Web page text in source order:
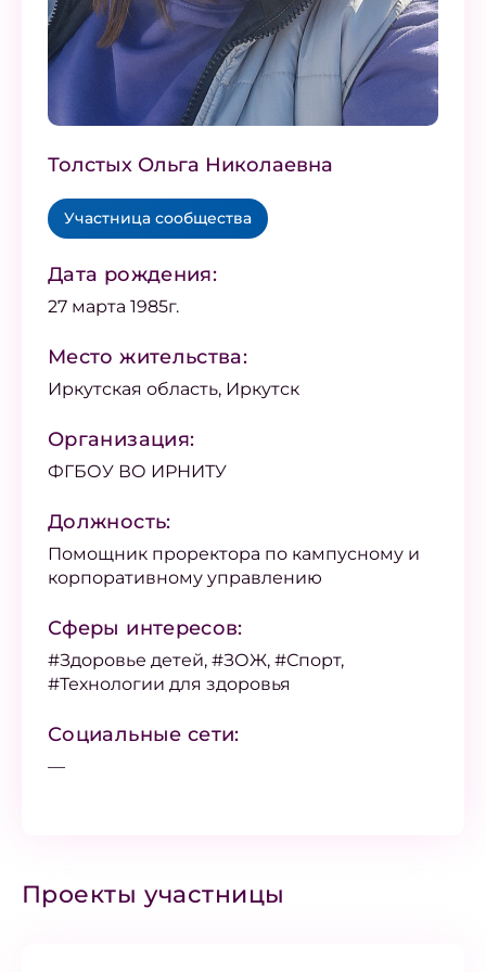
Толстых Ольга Николаевна
Участница сообщества
Дата рождения:
27 марта 1985г.
Место жительства:
Иркутская область, Иркутск
Организация:
ФГБОУ ВО ИРНИТУ
Должность:
Помощник проректора по кампусному и
корпоративному управлению
Сферы интересов:
#Здоровье детей, #ЗОЖ, #Спорт,
#Технологии для здоровья
Социальные сети:
—
Проекты участницы